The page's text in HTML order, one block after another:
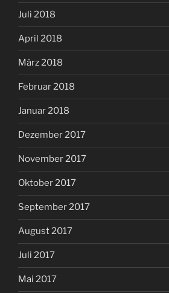
Juli 2018
April 2018
März 2018
Februar 2018
Januar 2018
Dezember 2017
November 2017
Oktober 2017
September 2017
August 2017
Juli 2017
Mai 2017